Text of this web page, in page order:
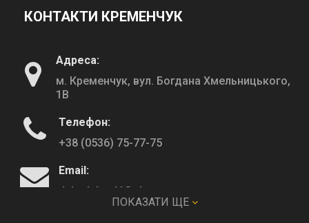
КОНТАКТИ КРЕМЕНЧУК
Адреса:
м. Кременчук, вул. Богдана Хмельницького,
1В
Телефон:
+38 (0536) 75-77-75
Email:
deltadeltaskl@ukr.net
ПОКАЗАТИ ЩЕ